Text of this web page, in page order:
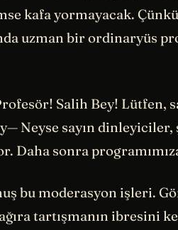
kafa yormayacak.
uzman bir ordinaryüs
Salih Bey! Lütfen,
Neyse sayın
Daha sonra
bu moderasyon işleri.
tartışmanın ibresini